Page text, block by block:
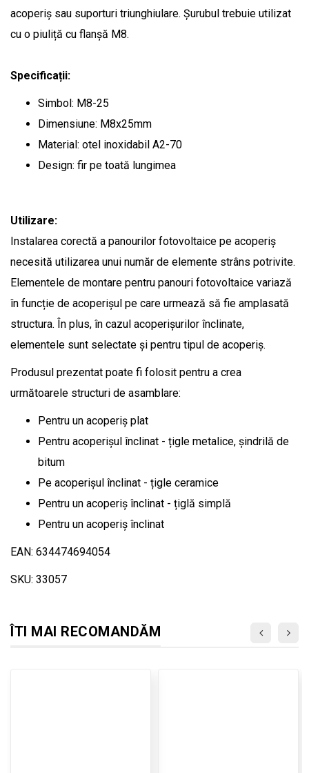
acoperiș sau suporturi triunghiulare. Șurubul trebuie utilizat
cu o piuliță cu flanșă M8.
Specificații:
Simbol: M8-25
Dimensiune: M8x25mm
Material: otel inoxidabil A2-70
Design: fir pe toată lungimea
Utilizare:
Instalarea corectă a panourilor fotovoltaice pe acoperiș
necesită utilizarea unui număr de elemente strâns potrivite.
Elementele de montare pentru panouri fotovoltaice variază
în funcție de acoperișul pe care urmează să fie amplasată
structura. În plus, în cazul acoperișurilor înclinate,
elementele sunt selectate și pentru tipul de acoperiș.
Produsul prezentat poate fi folosit pentru a crea
următoarele structuri de asamblare:
Pentru un acoperiș plat
Pentru acoperișul înclinat - țigle metalice, șindrilă de
bitum
Pe acoperișul înclinat - țigle ceramice
Pentru un acoperiș înclinat - țiglă simplă
Pentru un acoperiș înclinat
EAN: 634474694054
SKU: 33057
ÎTI MAI RECOMANDĂM